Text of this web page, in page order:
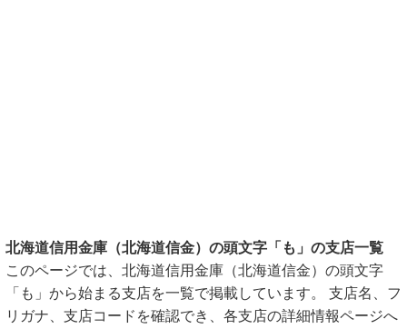
北海道信用金庫（北海道信金）の頭文字「も」の支店一覧
このページでは、北海道信用金庫（北海道信金）の頭文字
「も」から始まる支店を一覧で掲載しています。 支店名、フ
リガナ、支店コードを確認でき、各支店の詳細情報ページへ